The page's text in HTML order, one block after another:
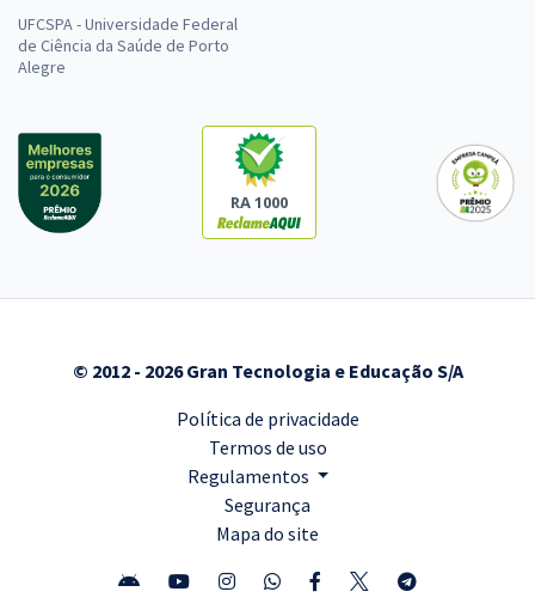
UFCSPA - Universidade Federal
de Ciência da Saúde de Porto
Alegre
RA 1000
© 2012 - 2026 Gran Tecnologia e Educação S/A
Política de privacidade
Termos de uso
Regulamentos
Segurança
Mapa do site